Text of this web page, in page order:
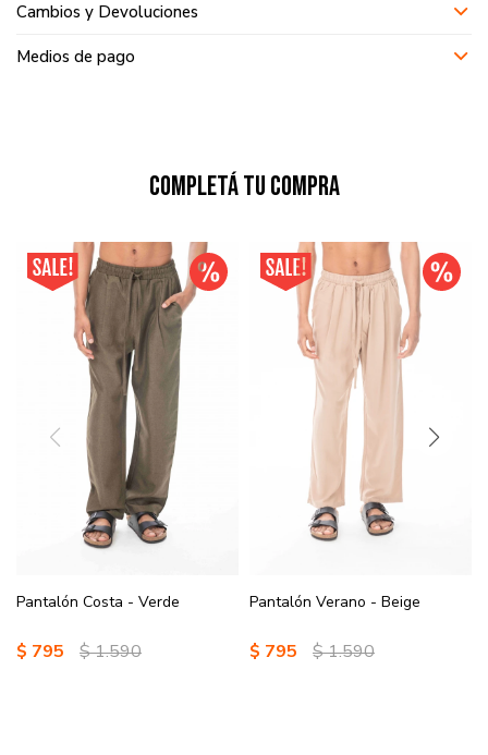
Cambios y Devoluciones
Medios de pago
Completá tu compra
Pantalón Costa - Verde
$ 795 $1.590
Pantalón Verano - Beige
$ 795 $1.590